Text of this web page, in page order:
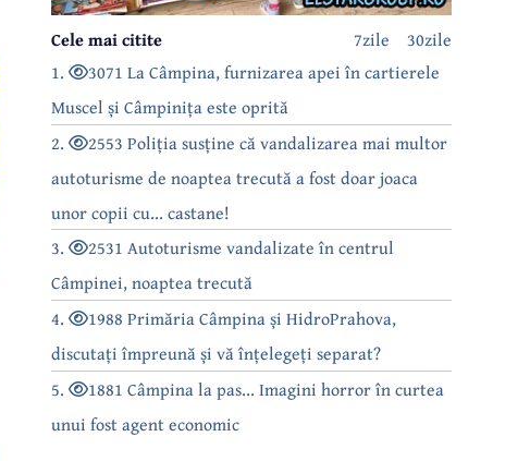
30zile
7zile
Cele mai citite
1.
3071 La Câmpina, furnizarea apei în cartierele
Muscel și Câmpinița este oprită
2.
2553 Poliția susține că vandalizarea mai multor
autoturisme de noaptea trecută a fost doar joaca
unor copii cu... castane!
3.
2531 Autoturisme vandalizate în centrul
Câmpinei, noaptea trecută
4.
1988 Primăria Câmpina și HidroPrahova,
discutați împreună și vă înțelegeți separat?
5.
1881 Câmpina la pas... Imagini horror în curtea
unui fost agent economic